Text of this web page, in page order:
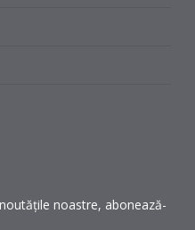
noastre, abonează-